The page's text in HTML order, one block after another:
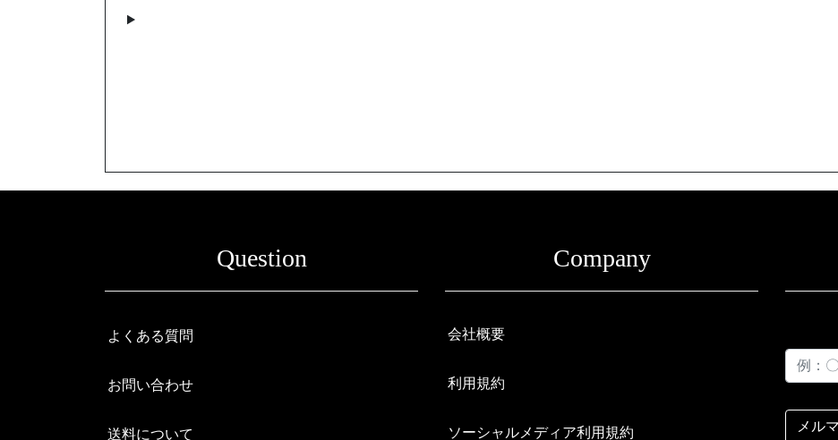
Question
よくある質問
お問い合わせ
送料について
Company
会社概要
利用規約
ソーシャルメディア利用規約